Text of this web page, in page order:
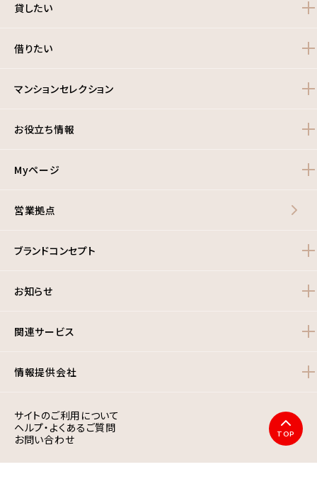
貸したい
借りたい
マンションセレクション
お役立ち情報
Myページ
営業拠点
ブランドコンセプト
お知らせ
関連サービス
情報提供会社
サイトのご利用について
ヘルプ・よくあるご質問
お問い合わせ
TOP